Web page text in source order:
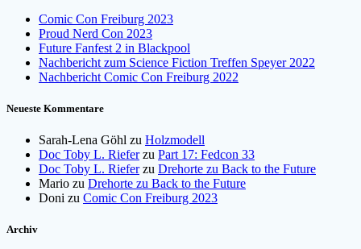
Comic Con Freiburg 2023
Proud Nerd Con 2023
Future Fanfest 2 in Blackpool
Nachbericht zum Science Fiction Treffen Speyer 2022
Nachbericht Comic Con Freiburg 2022
Neueste Kommentare
Sarah-Lena Göhl zu Holzmodell
Doc Toby L. Rieferzu Part 17: Fedcon 33
Doc Toby L. Rieferzu Drehorte zu Back to the Future
Mario zu Drehorte zu Back to the Future
Doni zu Comic Con Freiburg 2023
Archiv